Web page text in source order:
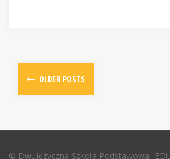
P
s
OLDER POSTS
© Dwujęzyczna Szkoła Podstawowa -